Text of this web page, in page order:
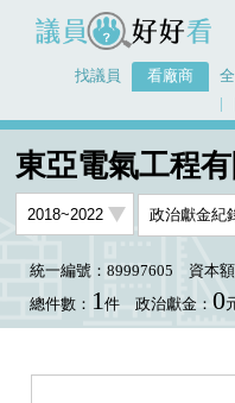
議員好好看
找議員 看廠商
東亞電氣工程有
統一編號：89997605 資本
總件數： 1件 政治獻金： 0